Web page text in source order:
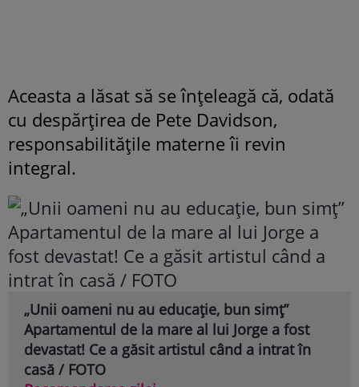
Aceasta a lăsat să se înțeleagă că, odată
cu despărțirea de Pete Davidson,
responsabilitățile materne îi revin
integral.
„Unii oameni nu au educație, bun simț”
Apartamentul de la mare al lui Jorge a fost
devastat! Ce a găsit artistul când a intrat în
casă / FOTO